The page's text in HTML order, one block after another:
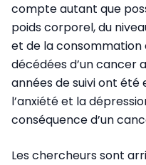
compte autant que
poids corporel, du
et de la consommation
décédées d’un cancer
années de suivi ont été
l’anxiété et la
conséquence d’un
Les chercheurs sont